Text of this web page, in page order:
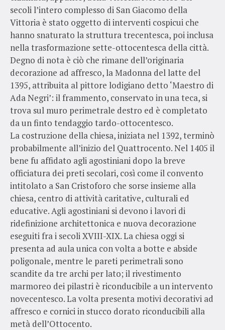
secoli l’intero complesso di San Giacomo della
Vittoria è stato oggetto di interventi cospicui che
hanno snaturato la struttura trecentesca, poi inclusa
nella trasformazione sette-ottocentesca della città.
Degno di nota è ciò che rimane dell’originaria
decorazione ad affresco, la Madonna del latte del
1395, attribuita al pittore lodigiano detto ‘Maestro di
Ada Negri’: il frammento, conservato in una teca, si
trova sul muro perimetrale destro ed è completato
da un finto tendaggio tardo-ottocentesco.
La costruzione della chiesa, iniziata nel 1392, terminò
probabilmente all’inizio del Quattrocento. Nel 1405 il
bene fu affidato agli agostiniani dopo la breve
officiatura dei preti secolari, così come il convento
intitolato a San Cristoforo che sorse insieme alla
chiesa, centro di attività caritative, culturali ed
educative. Agli agostiniani si devono i lavori di
ridefinizione architettonica e nuova decorazione
eseguiti fra i secoli XVIII-XIX. La chiesa oggi si
presenta ad aula unica con volta a botte e abside
poligonale, mentre le pareti perimetrali sono
scandite da tre archi per lato; il rivestimento
marmoreo dei pilastri è riconducibile a un intervento
novecentesco. La volta presenta motivi decorativi ad
affresco e cornici in stucco dorato riconducibili alla
metà dell’Ottocento.